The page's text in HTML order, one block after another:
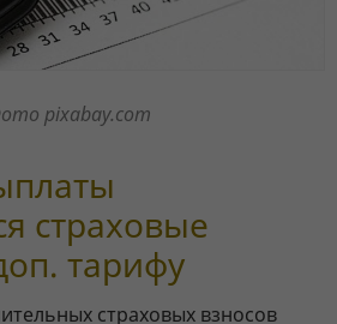
pixabay.com
страховые
тарифу
страховых взносов